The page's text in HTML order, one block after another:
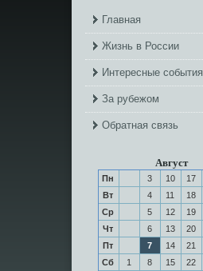
Главная
Жизнь в России
Интересные события
За рубежом
Обратная связь
Август
Пн 3 10 17
Вт
4 11 18
Ср
5 12 19
Чт
6 13 20
Пт
7 14 21
Сб
1 8 15 22